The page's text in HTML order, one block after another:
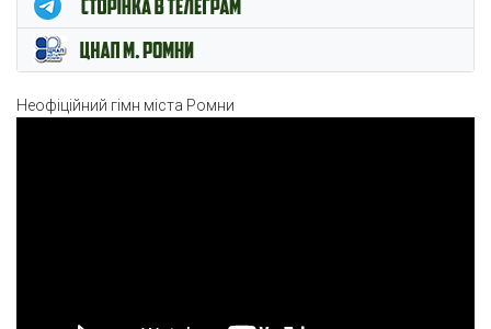
Неофіційний гімн міста Ромни